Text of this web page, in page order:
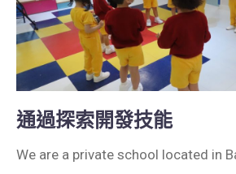
通過探索開發技能
We are a private school located in